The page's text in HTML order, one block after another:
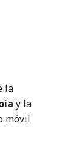
la
y la
móvil